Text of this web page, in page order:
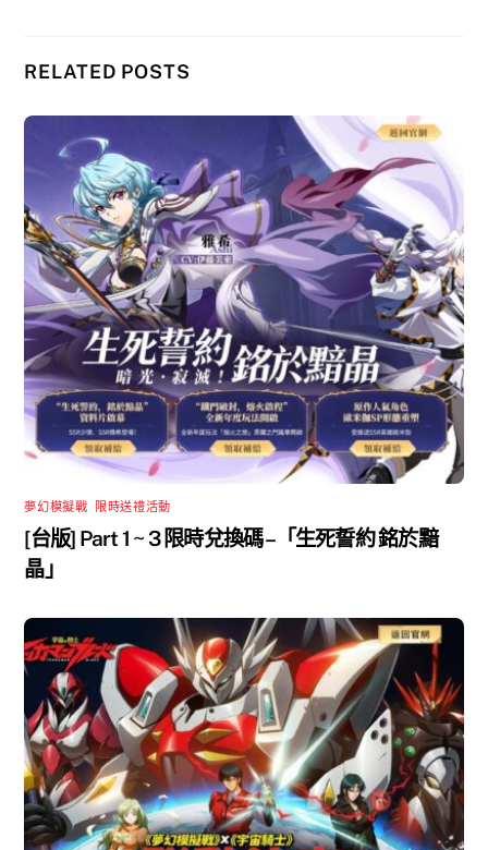
RELATED POSTS
夢幻模擬戰 限時送禮活動
[台版] Part 1 ~ 3 限時兌換碼 –「生死誓約 銘於黯
晶」